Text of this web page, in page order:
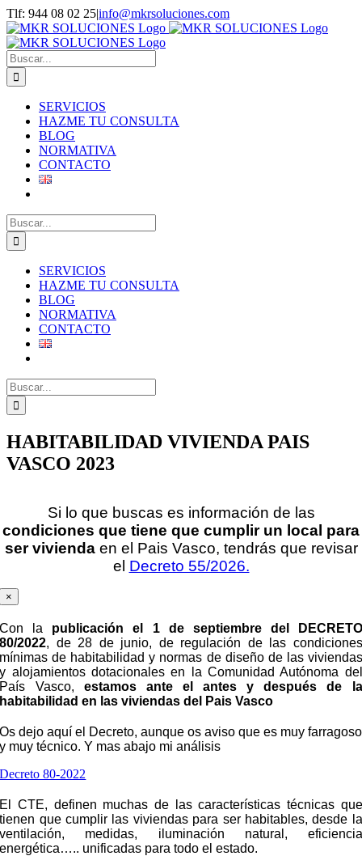
Saltar
al
contenido
Tlf: 944 08 02 25|info@mkrsoluciones.com
Buscar:
SERVICIOS
HAZME TU CONSULTA
BLOG
NORMATIVA
CONTACTO
Buscar:
SERVICIOS
HAZME TU CONSULTA
BLOG
NORMATIVA
CONTACTO
Buscar:
HABITABILIDAD VIVIENDA PAIS
VASCO 2023
Si lo que buscas es información de las
condiciones que tiene que cumplir un local para
ser vivienda en el Pais Vasco, tendrás que revisar
el Decreto 55/2026.
×
Con la publicación el 1 de septiembre del DECRETO
80/2022, de 28 de junio, de regulación de las condiciones
mínimas de habitabilidad y normas de diseño de las viviendas
y alojamientos dotacionales en la Comunidad Autónoma del
País Vasco, estamos ante el antes ydespués de la
habitabilidad en las viviendas del Pais Vasco
Os dejo aquí el Decreto, aunque os aviso que es muy farragoso
y muy técnico. Y mas abajo mi análisis
Decreto 80-2022
El CTE, definen muchas de las características técnicas que
tienen que cumplir las viviendas para ser habitables, desde la
ventilación, medidas, iluminación natural, eficiencia
energética….. unificadas para todo el estado.